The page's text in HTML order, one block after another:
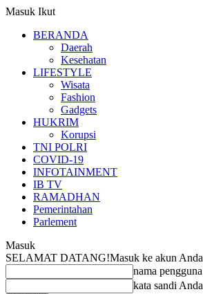
Masuk Ikut
BERANDA
Daerah
Kesehatan
LIFESTYLE
Wisata
Fashion
Gadgets
HUKRIM
Korupsi
TNI POLRI
COVID-19
INFOTAINMENT
IB TV
RAMADHAN
Pemerintahan
Parlement
Masuk
SELAMAT DATANG!Masuk ke akun Anda
nama pengguna
kata sandi Anda